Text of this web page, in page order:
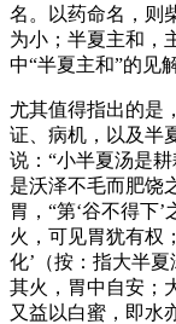
名。以药命名，则
为小；半夏主和，
中“半夏主和”的见
尤其值得指出的是
证、病机，以及半
说：“小半夏汤是
是沃泽不毛而肥饶
胃，“第‘谷不得下
火，可见胃犹有权
化’（按：指大半
其火，胃中自安；
又益以白蜜，即水